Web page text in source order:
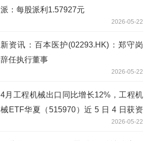
派：每股派利1.57927元
2026-05-22
新资讯：百本医护(02293.HK)：郑守岗
辞任执行董事
2026-05-22
4月工程机械出口同比增长12%，工程机
械ETF华夏（515970）近 5 日 4 日获资
金净流入，成分股新锐股份涨超8%2026-05-22